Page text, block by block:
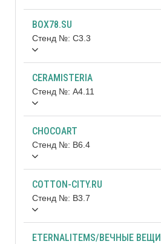
BOX78.SU
Стенд №: C3.3
CERAMISTERIA
Стенд №: A4.11
CHOCOART
Стенд №: B6.4
COTTON-CITY.RU
Стенд №: B3.7
ETERNALITEMS/ВЕЧНЫЕ ВЕЩИ